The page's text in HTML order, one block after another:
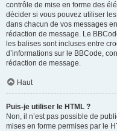
contrôle de mise en forme des
décider si vous pouvez utiliser
dans chacun de vos messages
rédaction de message. Le
les balises sont incluses entre
d’informations sur le BBCode,
rédaction de message.
Haut
Puis-je utiliser le HTML ?
Non, il n’est pas possible de
mises en forme permises par le